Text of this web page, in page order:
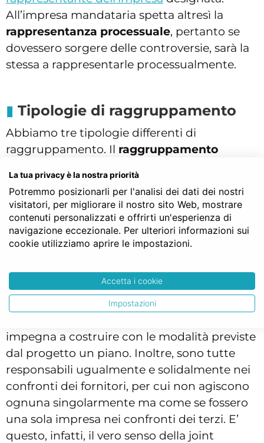
All’impresa mandataria spetta altresì la
rappresentanza processuale, pertanto se
dovessero sorgere delle controversie, sarà la
stessa a rappresentarle processualmente.
Tipologie di raggruppamento
Abbiamo tre tipologie differenti di
raggruppamento. Il raggruppamento
possesso tutte dello stesso livello di
specializzazione per quanto riguarda la
categoria oggetto dell’appalto. Il principale
aspetto è la suddivisione tra le imprese
dell’opera per quote, ovvero ogni impresa si
appaltoriguarda la
impegna a costruire con le modalità previste
dal progetto un piano. Inoltre, sono tutte
responsabili ugualmente e solidalmente nei
confronti dei fornitori, per cui non agiscono
ognuna singolarmente ma come se fossero
una sola impresa nei confronti dei terzi. E’
questo, infatti, il vero senso della joint
La tua privacy è la nostra priorità
Potremmo posizionarli per l'analisi dei dati dei nostri
visitatori, per migliorare il nostro sito Web, mostrare
contenuti personalizzati e offrirti un'esperienza di
navigazione eccezionale. Per ulteriori informazioni sui
cookie utilizziamo aprire le impostazioni.
Accetta i cookie
Impostazioni